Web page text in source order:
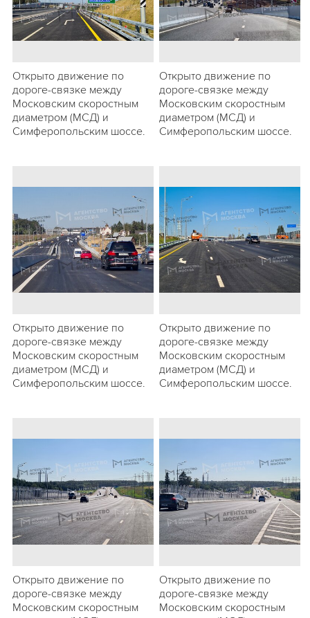
Открыто движение по
дороге-связке между
Московским скоростным
диаметром (МСД) и
Симферопольским шоссе.
Открыто движение по
дороге-связке между
Московским скоростным
диаметром (МСД) и
Симферопольским шоссе.
Открыто движение по
дороге-связке между
Московским скоростным
диаметром (МСД) и
Симферопольским шоссе.
Открыто движение по
дороге-связке между
Московским скоростным
диаметром (МСД) и
Симферопольским шоссе.
Открыто движение по
дороге-связке между
Московским скоростным
Открыто движение по
дороге-связке между
Московским скоростным